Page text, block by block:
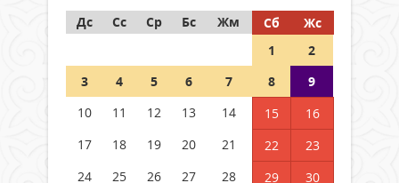
Дс
Сс Ср Бс Жм Сб
Жс
1
2
3
4 5 6 7 8
9
10
11 12 13 14 15
16
17
18 19 20 21 22
23
24
25 26 27 28 29 30